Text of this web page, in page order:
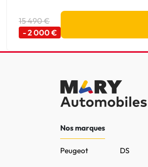
15 490 €
- 2 000 €
Nos marques
Peugeot DS